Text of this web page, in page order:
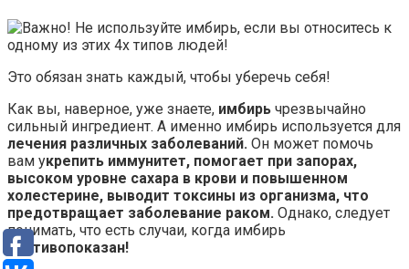
Это обязан знать каждый, чтобы уберечь себя!
Как вы, наверное, уже знаете, имбирь чрезвычайно
сильный ингредиент. А именно имбирь используется для
лечения различных заболеваний. Он может помочь
вам укрепить иммунитет, помогает при запорах,
высоком уровне сахара в крови и повышенном
холестерине, выводит токсины из организма, что
предотвращает заболевание раком. Однако, следует
понимать, что есть случаи, когда имбирь
противопоказан!